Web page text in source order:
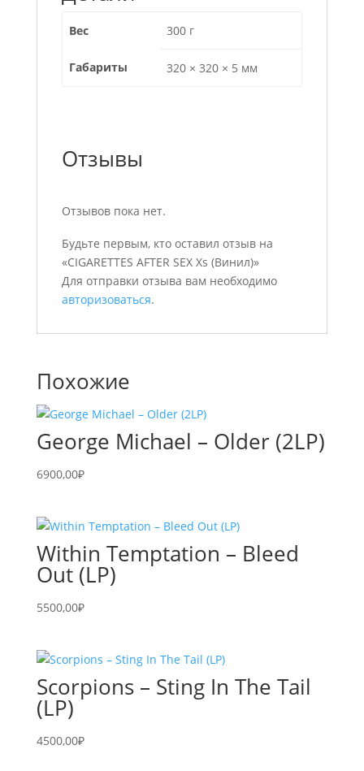
Вес 300 г
Габариты 320 × 320 × 5 мм
Отзывы
Отзывов пока нет.
Будьте первым, кто оставил отзыв на
«CIGARETTES AFTER SEX Xs (Винил)»
Для отправки отзыва вам необходимо
авторизоваться.
Похожие
George Michael – Older (2LP)
6900,00₽
Within Temptation – Bleed
Out (LP)
5500,00₽
Scorpions – Sting In The Tail
(LP)
4500,00₽